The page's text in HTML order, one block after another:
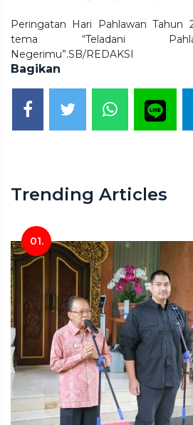
Peringatan Hari Pahlawan
tema “Teladani
Negerimu”.SB/REDAKSI
Bagikan
Trending Articles
01.